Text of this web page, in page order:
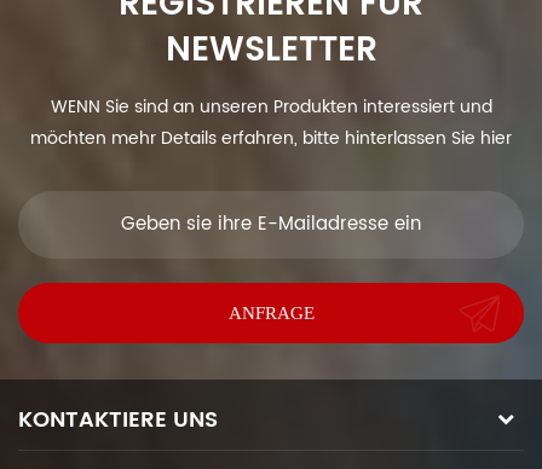
NEWSLETTER
WENN Sie sind an unseren Produkten interessiert und
möchten mehr Details erfahren, bitte hinterlassen Sie hier
KONTAKTIERE UNS